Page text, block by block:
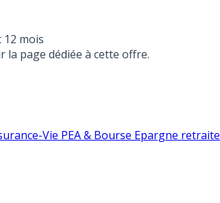
mois
la page dédiée à cette offre.
Vie PEA & Bourse Epargne retraite